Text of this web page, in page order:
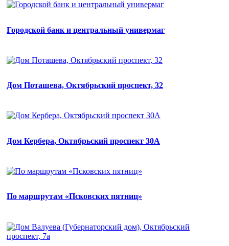
Городской банк и центральный универмаг
Дом Поташева, Октябрьский проспект, 32
Дом Кербера, Октябрьский проспект 30А
По маршрутам «Псковских пятниц»